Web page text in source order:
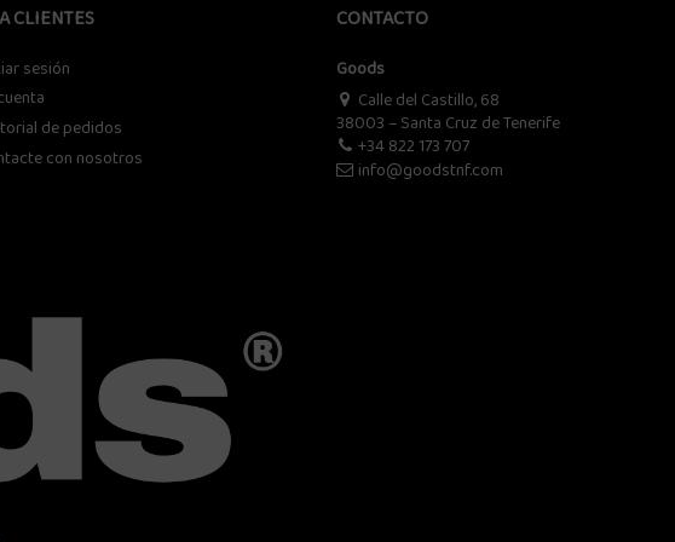
CLIENTES
sesión
de pedidos
con nosotros
CONTACTO
Goods
Calle del Castillo, 68
38003 – Santa Cruz de Tenerife
+34 822 173 707
info@goodstnf.com